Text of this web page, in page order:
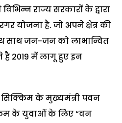
राज्य सरकारों के द्वारा
योजना है. जो अपने क्षेत्र की
साथ जन-जन को लाभान्वित
2019 में लागू हुए इन
सिक्किम के मुख्यमंत्री पवन
के युवाओं के लिए “वन